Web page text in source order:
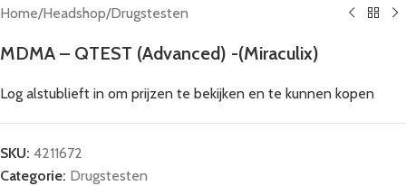
Home/Headshop/Drugstesten
MDMA – QTEST (Advanced) -(Miraculix)
Log alstublieft in om prijzen te bekijken en te kunnen kopen
SKU: 4211672
Categorie: Drugstesten